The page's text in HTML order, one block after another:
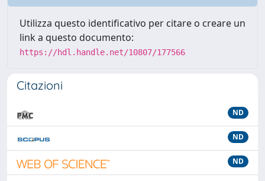
Utilizza questo identificativo per citare o creare un
link a questo documento:
https://hdl.handle.net/10807/177566
Citazioni
ND
ND
ND